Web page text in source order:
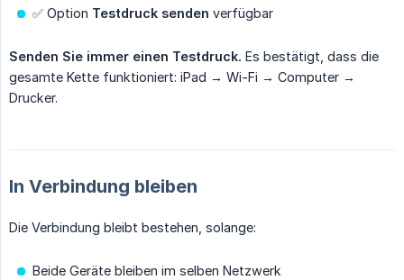
✅ Option Testdruck senden verfügbar
Senden Sie immer einen Testdruck. Es bestätigt, dass die
gesamte Kette funktioniert: iPad → Wi-Fi → Computer →
Drucker.
In Verbindung bleiben
Die Verbindung bleibt bestehen, solange:
Beide Geräte bleiben im selben Netzwerk